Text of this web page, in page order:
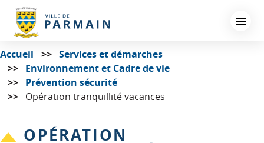
principal
Accueil
Services et démarches
Environnement et Cadre de vie
Prévention sécurité
Opération tranquillité vacances
OPÉRATION